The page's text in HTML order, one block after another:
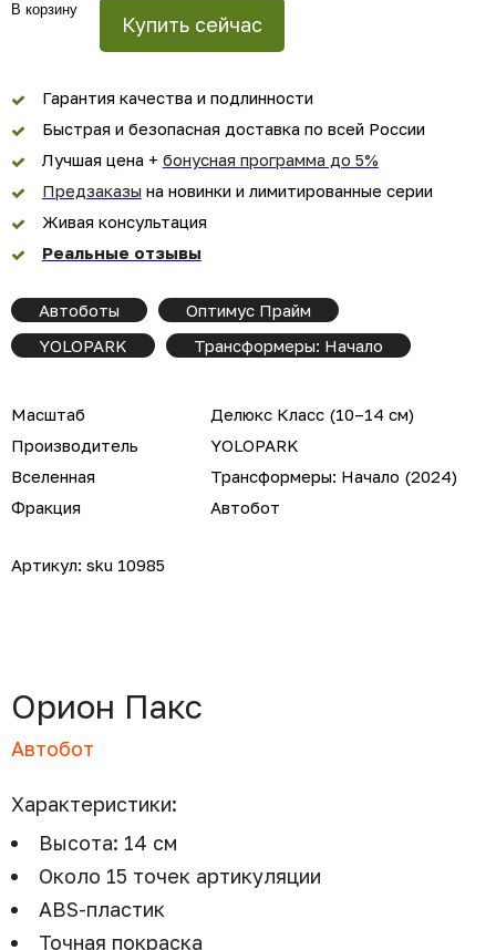
В корзину
Купить сейчас
Гарантия качества и подлинности
Быстрая и безопасная доставка по всей России
Лучшая цена + бонусная программа до 5%
Предзаказы на новинки и лимитированные серии
Живая консультация
Реальные отзывы
Автоботы
Оптимус Прайм
YOLOPARK
Трансформеры: Начало
Масштаб
Делюкс Класс (10–14 см)
Производитель
YOLOPARK
Вселенная
Трансформеры: Начало (2024)
Фракция
Автобот
Артикул: sku 10985
Орион Пакс
Автобот
Характеристики:
Высота: 14 см
Около 15 точек артикуляции
ABS-пластик
Точная покраска